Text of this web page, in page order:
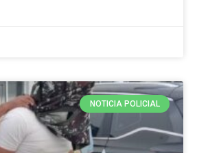
NOTICIA POLICIAL